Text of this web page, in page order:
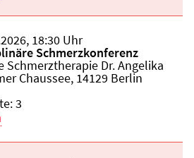
Anfangszeit:
, 18:30 Uhr
Schmerzkonferenz
Schmerztherapie Dr. Angelika
Chaussee, 14129 Berlin
3